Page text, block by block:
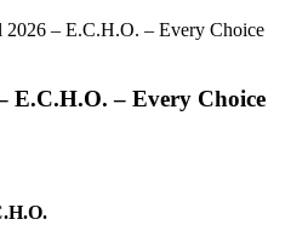
2026 – E.C.H.O. – Every Choice
E.C.H.O. – Every Choice